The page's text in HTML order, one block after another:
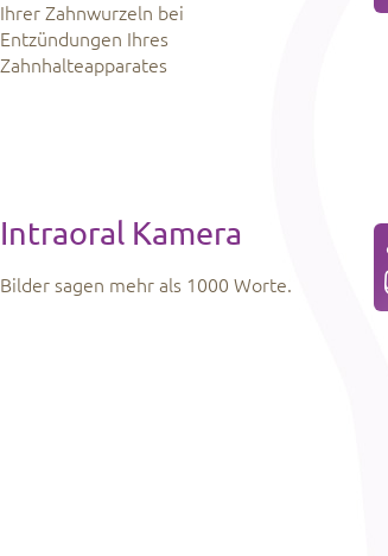
Ihrer Zahnwurzeln bei
Entzündungen Ihres
Zahnhalteapparates
Intraoral Kamera
Bilder sagen mehr als 1000 Worte.